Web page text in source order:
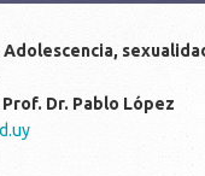
Dr. Pablo López